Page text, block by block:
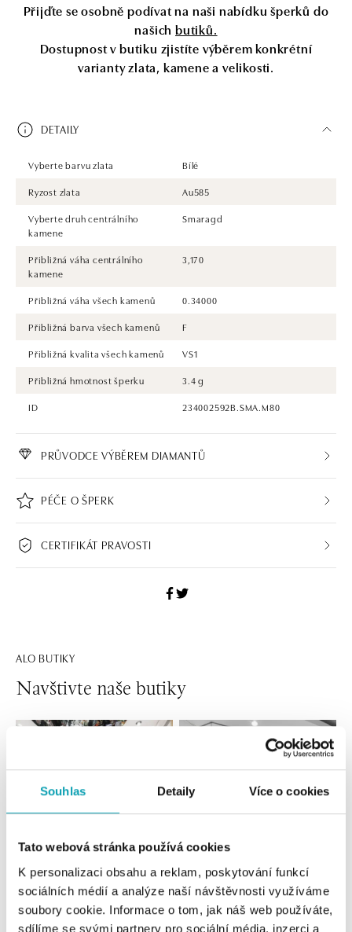
Souhlas Detaily Více o cookies
Tato webová stránka používá cookies
K personalizaci obsahu a reklam, poskytování funkcí
sociálních médií a analýze naší návštěvnosti využíváme
soubory cookie. Informace o tom, jak náš web používáte,
sdílíme se svými partnery pro sociální média, inzerci a
Přijďte se osobně podívat na naši nabídku šperků do
našich butiků.
Dostupnost v butiku zjistíte výběrem konkrétní
varianty zlata, kamene a velikosti.
DETAILY
Vyberte barvu zlata
Bílé
Ryzost zlata
Au585
Vyberte druh centrálního
kamene
Smaragd
Přibližná váha centrálního
kamene
3,170
Přibližná váha všech kamenů
0.34000
Přibližná barva všech kamenů
F
Přibližná kvalita všech kamenů
VS1
Přibližná hmotnost šperku
3.4 g
ID
234002592B.SMA.M80
PRŮVODCE VÝBĚREM DIAMANTŮ
PÉČE O ŠPERK
CERTIFIKÁT PRAVOSTI
ALO BUTIKY
Navštivte naše butiky
Všechny Česko Slovensko